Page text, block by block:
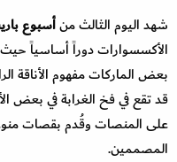
شهد اليوم الثالث منأسبوع
الأكسسوارات دوراً أساسياً
بعض الماركات مفهوم الأناقة
قد تقع في فخ الغرابة في بعض
على المنصات وقُدم بقصات
المصممين.